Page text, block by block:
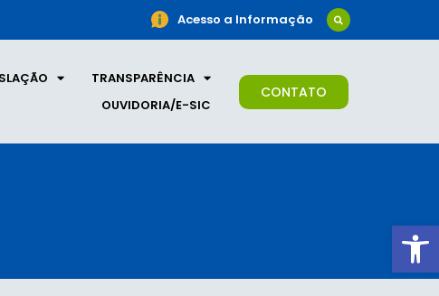
Acesso a Informação
TRANSPARÊNCIA
OUVIDORIA/E-SIC
CONTATO